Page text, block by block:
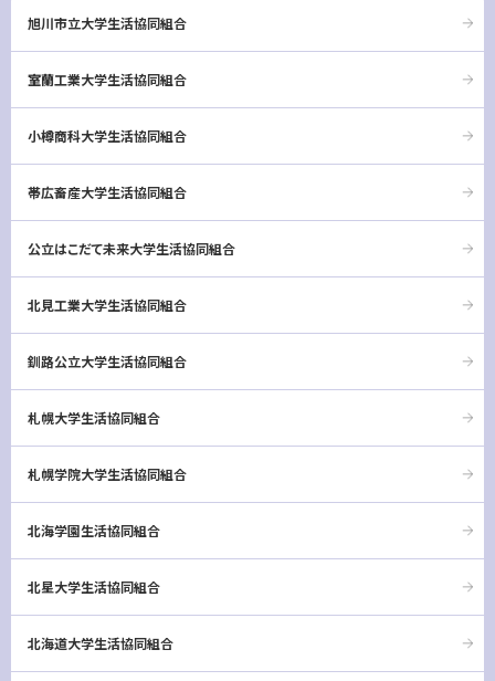
旭川市立大学生活協同組合
室蘭工業大学生活協同組合
小樽商科大学生活協同組合
帯広畜産大学生活協同組合
公立はこだて未来大学生活協同組合
北見工業大学生活協同組合
釧路公立大学生活協同組合
札幌大学生活協同組合
札幌学院大学生活協同組合
北海学園生活協同組合
北星大学生活協同組合
北海道大学生活協同組合